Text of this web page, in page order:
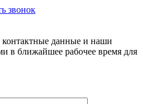
звонок
данные и наши
в ближайшее рабочее время для